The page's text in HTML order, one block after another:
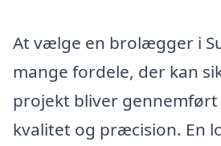
At vælge en brolægger i
mange fordele, der kan
projekt bliver gennemført
kvalitet og præcision. En